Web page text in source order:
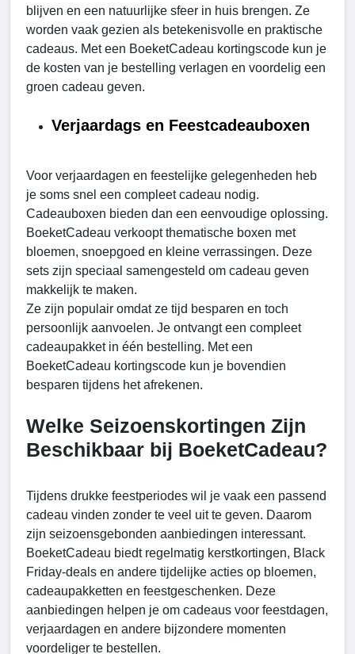
blijven en een natuurlijke sfeer in huis brengen. Ze
worden vaak gezien als betekenisvolle en praktische
cadeaus. Met een BoeketCadeau kortingscode kun je
de kosten van je bestelling verlagen en voordelig een
groen cadeau geven.
Verjaardags en Feestcadeauboxen
Voor verjaardagen en feestelijke gelegenheden heb
je soms snel een compleet cadeau nodig.
Cadeauboxen bieden dan een eenvoudige oplossing.
BoeketCadeau verkoopt thematische boxen met
bloemen, snoepgoed en kleine verrassingen. Deze
sets zijn speciaal samengesteld om cadeau geven
makkelijk te maken.
Ze zijn populair omdat ze tijd besparen en toch
persoonlijk aanvoelen. Je ontvangt een compleet
cadeaupakket in één bestelling. Met een
BoeketCadeau kortingscode kun je bovendien
besparen tijdens het afrekenen.
Welke Seizoenskortingen Zijn
Beschikbaar bij BoeketCadeau?
Tijdens drukke feestperiodes wil je vaak een passend
cadeau vinden zonder te veel uit te geven. Daarom
zijn seizoensgebonden aanbiedingen interessant.
BoeketCadeau biedt regelmatig kerstkortingen, Black
Friday-deals en andere tijdelijke acties op bloemen,
cadeaupakketten en feestgeschenken. Deze
aanbiedingen helpen je om cadeaus voor feestdagen,
verjaardagen en andere bijzondere momenten
voordeliger te bestellen.